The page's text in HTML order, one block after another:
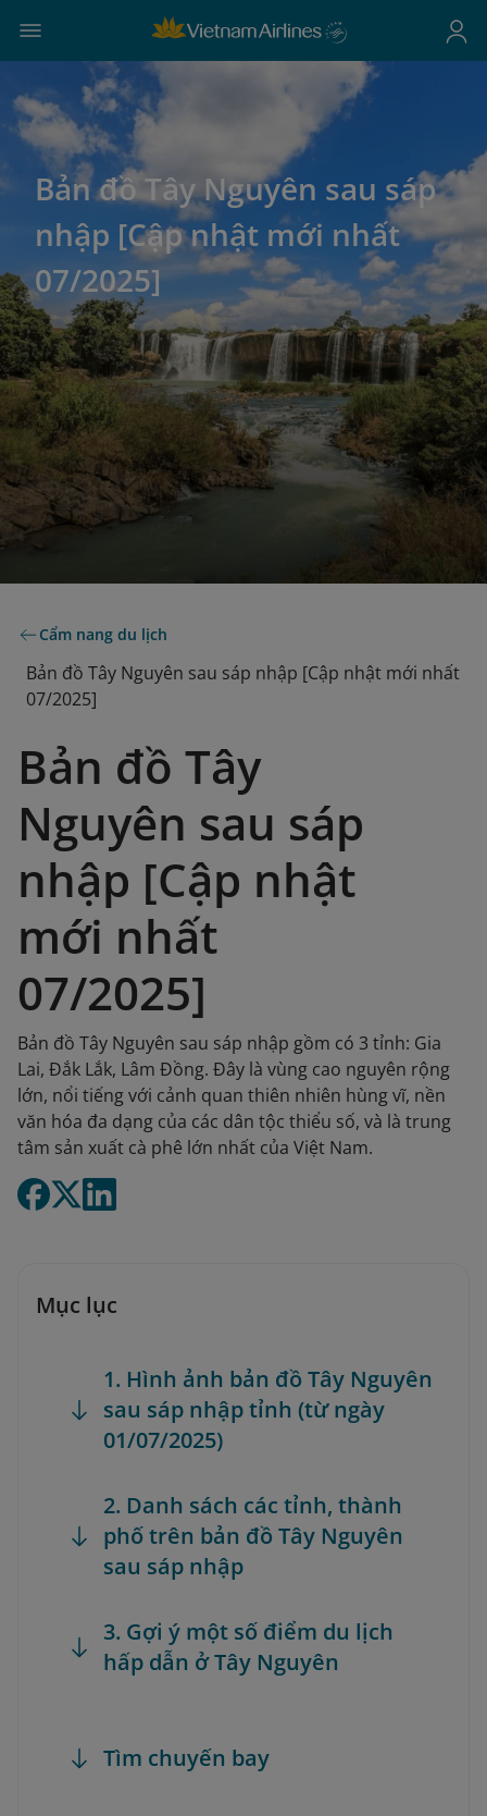
Bản đồ Tây Nguyên sau sáp
nhập [Cập nhật mới nhất
07/2025]
Cẩm nang du lịch
Bản đồ Tây Nguyên sau sáp nhập [Cập nhật mới nhất
07/2025]
Bản đồ Tây
Nguyên sau sáp
nhập [Cập nhật
mới nhất
07/2025]
Bản đồ Tây Nguyên sau sáp nhập gồm có 3 tỉnh: Gia
Lai, Đắk Lắk, Lâm Đồng. Đây là vùng cao nguyên rộng
lớn, nổi tiếng với cảnh quan thiên nhiên hùng vĩ, nền
văn hóa đa dạng của các dân tộc thiểu số, và là trung
tâm sản xuất cà phê lớn nhất của Việt Nam.
Mục lục
1. Hình ảnh bản đồ Tây Nguyên
sau sáp nhập tỉnh (từ ngày
01/07/2025)
2. Danh sách các tỉnh, thành
phố trên bản đồ Tây Nguyên
sau sáp nhập
3. Gợi ý một số điểm du lịch
hấp dẫn ở Tây Nguyên
Tìm chuyến bay